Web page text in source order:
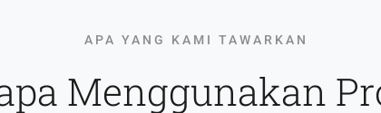
APA YANG KAMI TAWARKAN
Menggunakan